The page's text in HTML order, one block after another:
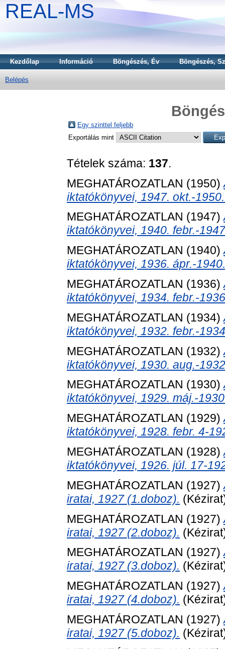
REAL-MS
Kezdőlap Információ Böngészés, Év Böngészés,
Belépés
Egy szinttel feljebb
Exportálás mint
Tételek száma: 137.
MEGHATÁROZATLAN (1950)
iktatókönyvei, 1947. okt.-
MEGHATÁROZATLAN (1947)
iktatókönyvei, 1940. febr.-
MEGHATÁROZATLAN (1940)
iktatókönyvei, 1936. ápr.-
MEGHATÁROZATLAN (1936)
iktatókönyvei, 1934. febr.-
MEGHATÁROZATLAN (1934)
iktatókönyvei, 1932. febr.-
MEGHATÁROZATLAN (1932)
iktatókönyvei, 1930. aug.-
MEGHATÁROZATLAN (1930)
iktatókönyvei, 1929. máj.-
MEGHATÁROZATLAN (1929)
iktatókönyvei, 1928. febr. 4-
MEGHATÁROZATLAN (1928)
iktatókönyvei, 1926. júl. 17-
MEGHATÁROZATLAN (1927)
iratai, 1927 (1.doboz).
MEGHATÁROZATLAN (1927)
iratai, 1927 (2.doboz).
MEGHATÁROZATLAN (1927)
iratai, 1927 (3.doboz).
MEGHATÁROZATLAN (1927)
iratai, 1927 (4.doboz).
MEGHATÁROZATLAN (1927)
iratai, 1927 (5.doboz).